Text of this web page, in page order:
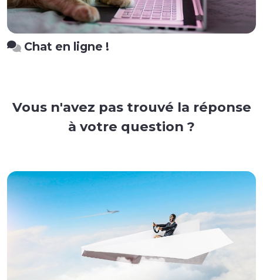
Chat en ligne !
Vous n'avez pas trouvé la réponse
à votre question ?